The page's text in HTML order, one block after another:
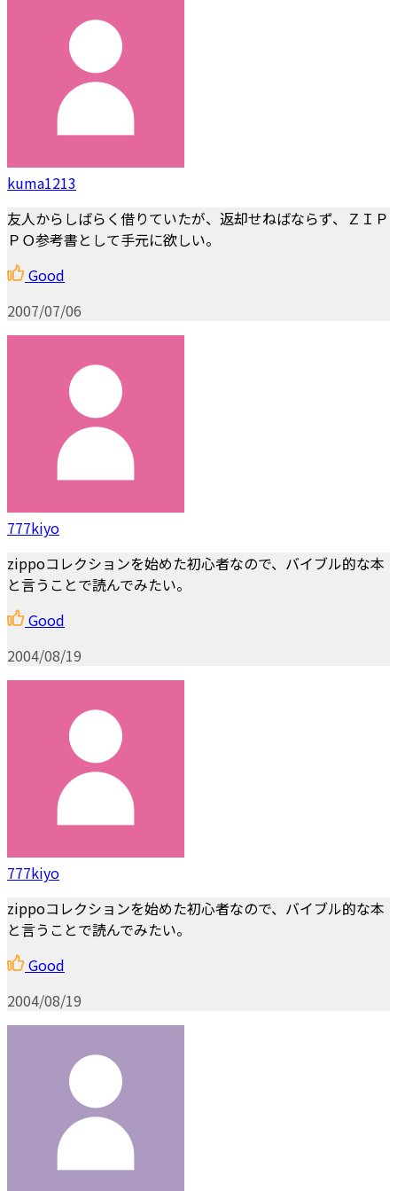
kuma1213
友人からしばらく借りていたが、返却せねばならず、ＺＩＰ
ＰＯ参考書として手元に欲しい。
Good
2007/07/06
777kiyo
zippoコレクションを始めた初心者なので、バイブル的な本
と言うことで読んでみたい。
Good
2004/08/19
777kiyo
zippoコレクションを始めた初心者なので、バイブル的な本
と言うことで読んでみたい。
Good
2004/08/19